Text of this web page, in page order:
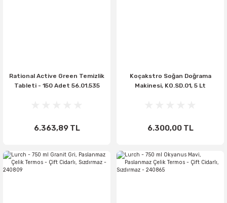
Rational Active Green Temizlik
Tableti - 150 Adet 56.01.535
6.363,89 TL
Koçakstro Soğan Doğrama
Makinesi, KO.SD.01, 5 Lt
6.300,00 TL